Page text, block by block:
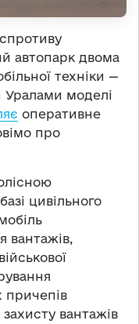
автопарк двома
техніки —
моделі
оперативне
про
цивільного
вантажів,
причепів
вантажів